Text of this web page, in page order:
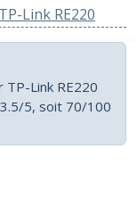
Link RE220
Link RE220
5, soit 70/100